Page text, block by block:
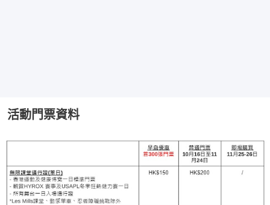
活動門票資料